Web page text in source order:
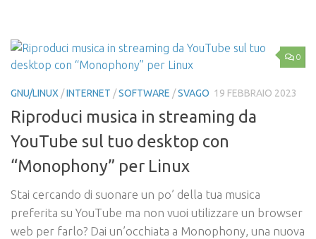
0
GNU/LINUX /INTERNET /SOFTWARE /SVAGO 19 FEBBRAIO 2023
Riproduci musica in streaming da
YouTube sul tuo desktop con
“Monophony” per Linux
Stai cercando di suonare un po’ della tua musica
preferita su YouTube ma non vuoi utilizzare un browser
web per farlo? Dai un’occhiata a Monophony, una nuova